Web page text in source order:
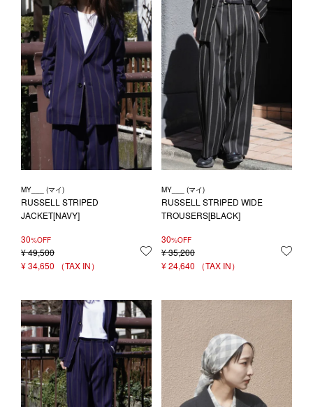
MY___ (マイ)
RUSSELL STRIPED
JACKET[NAVY]
30%OFF
¥49,500
¥34,650
お気に入りに登録する
MY___ (マイ)
RUSSELL STRIPED WIDE
TROUSERS[BLACK]
30%OFF
¥35,200
¥24,640